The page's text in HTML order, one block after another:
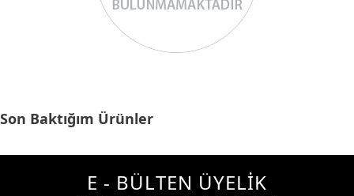
Son Baktığım Ürünler
E - BÜLTEN ÜYELİK